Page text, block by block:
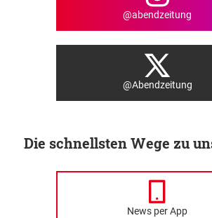
@abendzeitung
@Abendzeitung
Die schnellsten Wege zu
News per App